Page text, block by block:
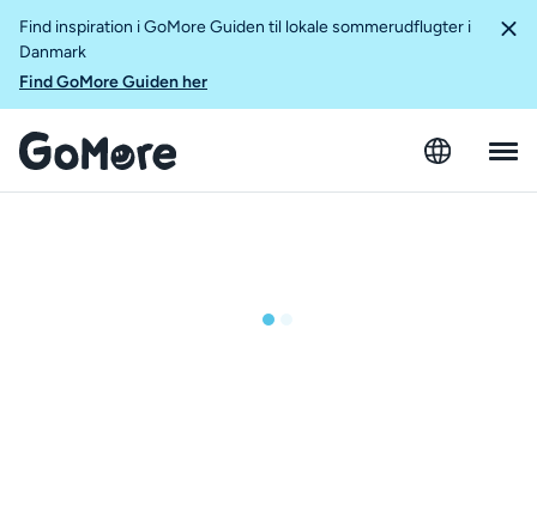
Find inspiration i GoMore Guiden til lokale sommerudflugter i
Danmark
Find GoMore Guiden her